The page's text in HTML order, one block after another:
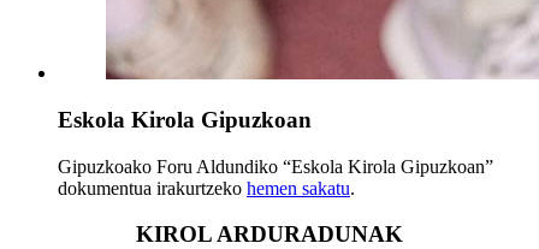
Eskola Kirola Gipuzkoan
Gipuzkoako Foru Aldundiko “Eskola Kirola Gipuzkoan”
dokumentua irakurtzeko hemen sakatu.
KIROL ARDURADUNAK